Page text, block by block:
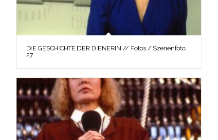
DIE GESCHICHTE DER DIENERIN // Fotos / Szenenfoto
27